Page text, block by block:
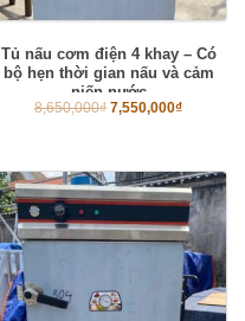
Tủ nấu cơm điện 4 khay – Có
bộ hẹn thời gian nấu và cảm
niến nước
8,650,000₫ 7,550,000₫